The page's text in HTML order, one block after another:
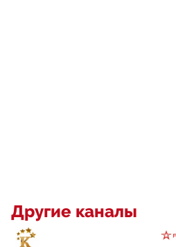
Другие каналы